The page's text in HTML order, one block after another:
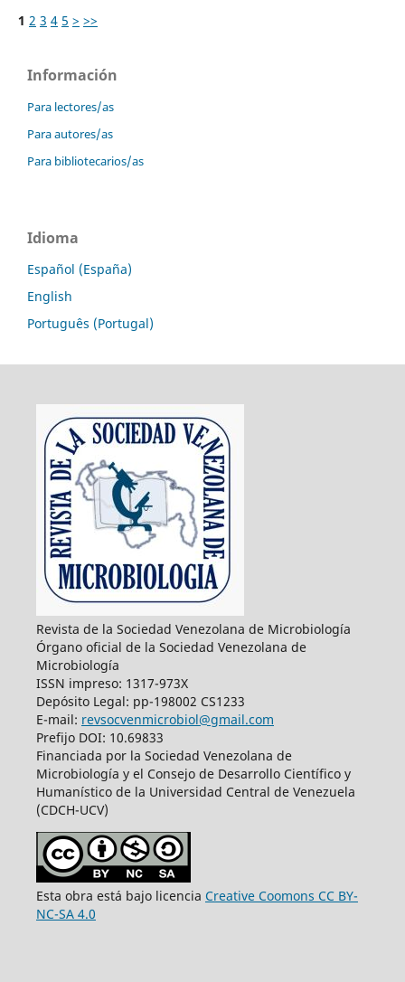
1 2 3 4 5 > >>
Información
Para lectores/as
Para autores/as
Para bibliotecarios/as
Idioma
Español (España)
English
Português (Portugal)
Revista de la Sociedad Venezolana de Microbiología
Órgano oficial de la Sociedad Venezolana de
Microbiología
ISSN impreso: 1317-973X
Depósito Legal: pp-198002 CS1233
E-mail: revsocvenmicrobiol@gmail.com
Prefijo DOI: 10.69833
Financiada por la Sociedad Venezolana de
Microbiología y el Consejo de Desarrollo Científico y
Humanístico de la Universidad Central de Venezuela
(CDCH-UCV)
Esta obra está bajo licencia Creative Coomons CC BY-
NC-SA 4.0